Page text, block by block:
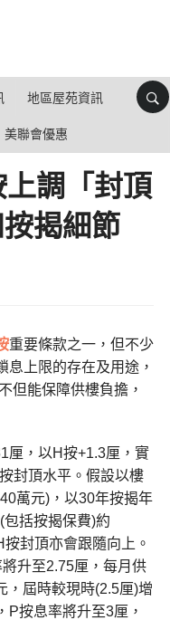
地區屋苑資訊
美聯會優惠
上調「封頂
揭細節
重要條款之一，但不少
息上限的存在及用途，
但能保障供樓負擔，
厘，以H按+1.3厘，實
封頂水平。假設以樓
萬元)，以30年按揭年
括按揭保費)約
封頂亦會跟隨向上。
升至2.75厘，每月供
，屆時較現時(2.5厘)增
P按息率將升至3厘，